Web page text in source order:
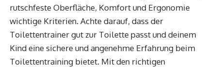
rutschfeste Oberfläche, Komfort und Ergonomie
wichtige Kriterien. Achte darauf, dass der
Toilettentrainer gut zur Toilette passt und deinem
Kind eine sichere und angenehme Erfahrung beim
Toilettentraining bietet. Mit den richtigen